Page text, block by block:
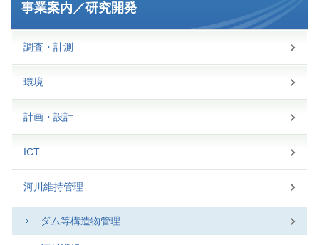
事業案内／研究開発
調査・計測
環境
計画・設計
ICT
河川維持管理
ダム等構造物管理